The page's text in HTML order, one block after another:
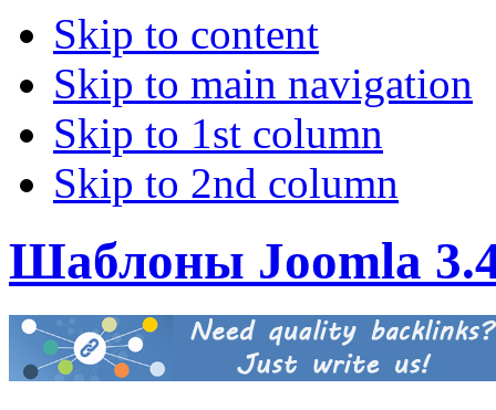
Skip to content
Skip to main navigation
Skip to 1st column
Skip to 2nd column
Шаблоны Joomla